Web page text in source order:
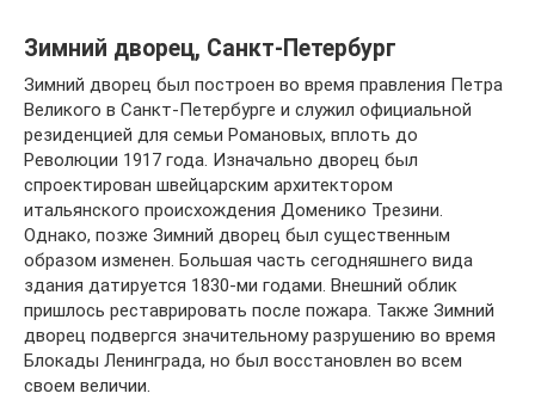
Зимний дворец, Санкт-Петербург
Зимний дворец был построен во время правления Петра
Великого в Санкт-Петербурге и служил официальной
резиденцией для семьи Романовых, вплоть до
Революции 1917 года. Изначально дворец был
спроектирован швейцарским архитектором
итальянского происхождения Доменико Трезини.
Однако, позже Зимний дворец был существенным
образом изменен. Большая часть сегодняшнего вида
здания датируется 1830-ми годами. Внешний облик
пришлось реставрировать после пожара. Также Зимний
дворец подвергся значительному разрушению во время
Блокады Ленинграда, но был восстановлен во всем
своем величии.